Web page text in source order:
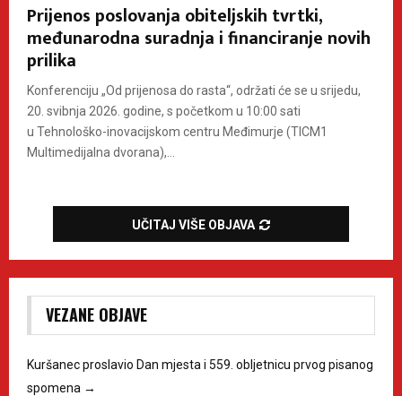
Prijenos poslovanja obiteljskih tvrtki,
međunarodna suradnja i financiranje novih
prilika
Konferenciju „Od prijenosa do rasta“, održati će se u srijedu,
20. svibnja 2026. godine, s početkom u 10:00 sati
u Tehnološko-inovacijskom centru Međimurje (TICM1
Multimedijalna dvorana),...
UČITAJ VIŠE OBJAVA
VEZANE OBJAVE
Kuršanec proslavio Dan mjesta i 559. obljetnicu prvog pisanog
spomena →